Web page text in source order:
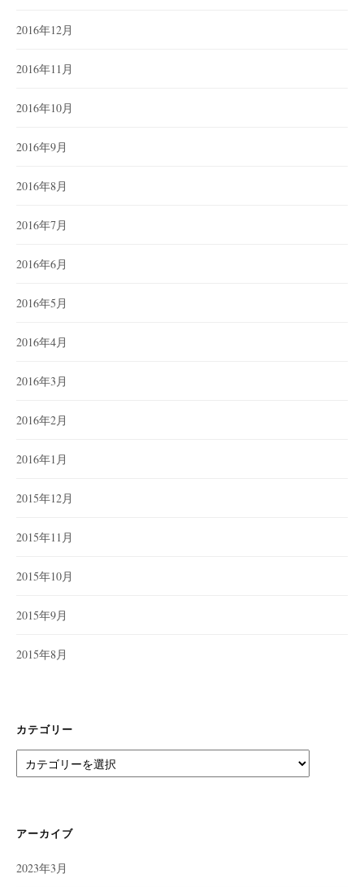
2016年12月
2016年11月
2016年10月
2016年9月
2016年8月
2016年7月
2016年6月
2016年5月
2016年4月
2016年3月
2016年2月
2016年1月
2015年12月
2015年11月
2015年10月
2015年9月
2015年8月
カテゴリー
テ
ー
アーカイブ
2023年3月